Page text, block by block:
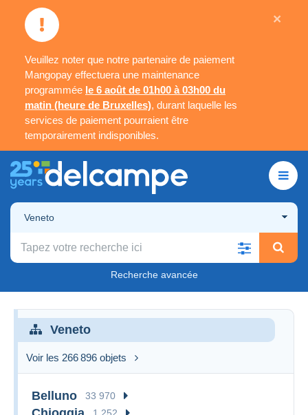
Veuillez noter que notre partenaire de paiement
Mangopay effectuera une maintenance
programmée le 6 août de 01h00 à 03h00 du
matin (heure de Bruxelles), durant laquelle les
services de paiement pourraient être
temporairement indisponibles.
×
Veneto
Recherche avancée
Veneto
Voir les 266 896 objets
Belluno 33 970